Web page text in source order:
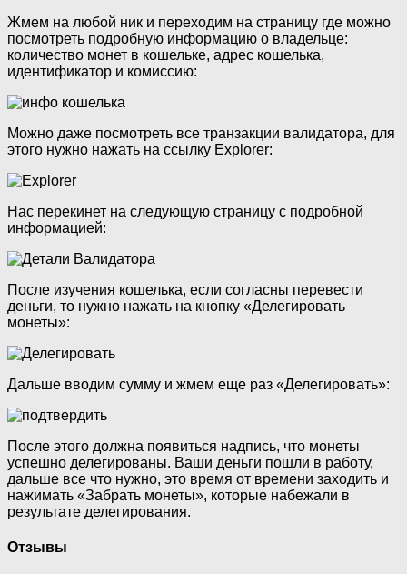
Жмем на любой ник и переходим на страницу где можно
посмотреть подробную информацию о владельце:
количество монет в кошельке, адрес кошелька,
идентификатор и комиссию:
Можно даже посмотреть все транзакции валидатора, для
этого нужно нажать на ссылку Explorer:
Нас перекинет на следующую страницу с подробной
информацией:
После изучения кошелька, если согласны перевести
деньги, то нужно нажать на кнопку «Делегировать
монеты»:
Дальше вводим сумму и жмем еще раз «Делегировать»:
После этого должна появиться надпись, что монеты
успешно делегированы. Ваши деньги пошли в работу,
дальше все что нужно, это время от времени заходить и
нажимать «Забрать монеты», которые набежали в
результате делегирования.
Отзывы